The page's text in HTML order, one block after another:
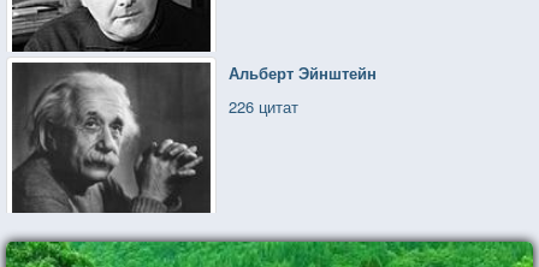
Альберт Эйнштейн
226 цитат